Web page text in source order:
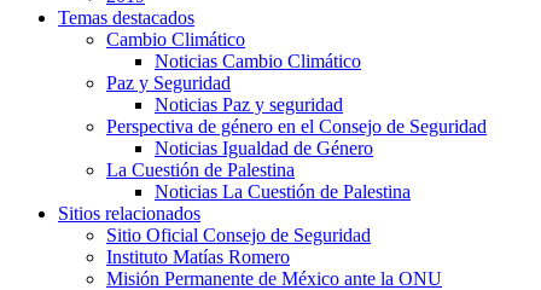
Temas destacados
Cambio Climático
Noticias Cambio Climático
Paz y Seguridad
Noticias Paz y seguridad
Perspectiva de género en el Consejo de Seguridad
Noticias Igualdad de Género
La Cuestión de Palestina
Noticias La Cuestión de Palestina
Sitios relacionados
Sitio Oficial Consejo de Seguridad
Instituto Matías Romero
Misión Permanente de México ante la ONU